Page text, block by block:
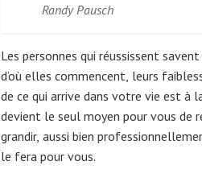
Randy Pausch
Les personnes qui réussissent
d’où elles commencent, leurs
de ce qui arrive dans votre vie est à
devient le seul moyen pour vous de
grandir, aussi bien
le fera pour vous.